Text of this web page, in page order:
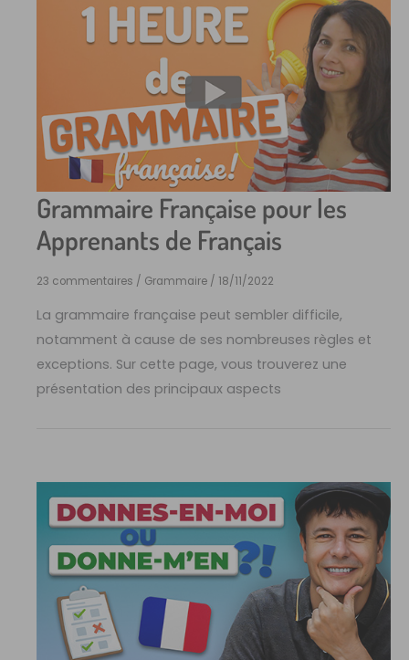
Grammaire Française pour les
Apprenants de Français
23 commentaires / Grammaire / 18/11/2022
La grammaire française peut sembler difficile,
notamment à cause de ses nombreuses règles et
exceptions. Sur cette page, vous trouverez une
présentation des principaux aspects